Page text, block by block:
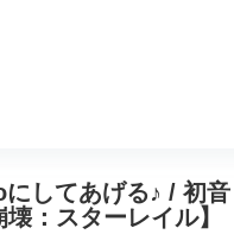
にしてあげる♪ / 初
：スターレイル】